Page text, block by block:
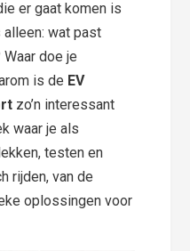
er gaat komen is
wat past
doe je
is de EV
zo’n interessant
waar je als
testen en
rijden, van de
oplossingen voor